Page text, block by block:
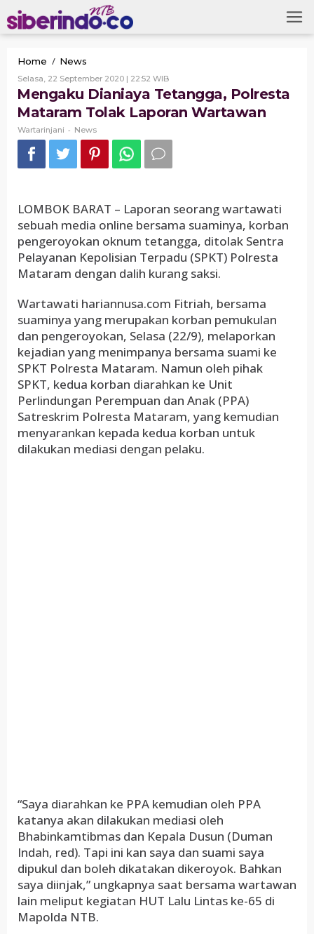
to
content
Home / News
Dianiaya
Tetangga,
Polresta
Mataram
Laporan
Wartawan
Selasa, 22 September 2020 | 22:52 WIBOleh
Wartarinjani
Mengaku Dianiaya Tetangga, Polresta
Mataram Tolak Laporan Wartawan
Wartarinjani - News
LOMBOK BARAT – Laporan seorang wartawati
sebuah media online bersama suaminya, korban
pengeroyokan oknum tetangga, ditolak Sentra
Pelayanan Kepolisian Terpadu (SPKT) Polresta
Mataram dengan dalih kurang saksi.
Wartawati hariannusa.com Fitriah, bersama
suaminya yang merupakan korban pemukulan
dan pengeroyokan, Selasa (22/9), melaporkan
kejadian yang menimpanya bersama suami ke
SPKT Polresta Mataram. Namun oleh pihak
SPKT, kedua korban diarahkan ke Unit
Perlindungan Perempuan dan Anak (PPA)
Satreskrim Polresta Mataram, yang kemudian
menyarankan kepada kedua korban untuk
dilakukan mediasi dengan pelaku.
“Saya diarahkan ke PPA kemudian oleh PPA
katanya akan dilakukan mediasi oleh
Bhabinkamtibmas dan Kepala Dusun (Duman
Indah, red). Tapi ini kan saya dan suami saya
dipukul dan boleh dikatakan dikeroyok. Bahkan
saya diinjak,” ungkapnya saat bersama wartawan
lain meliput kegiatan HUT Lalu Lintas ke-65 di
Mapolda NTB.